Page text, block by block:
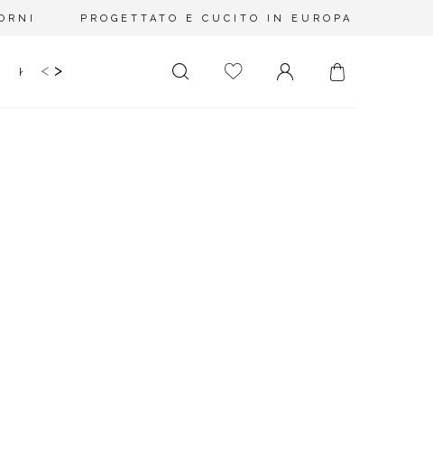
PROGETTATO E CUCITO IN EUROPA
KIDS PLUS SIZE
< >